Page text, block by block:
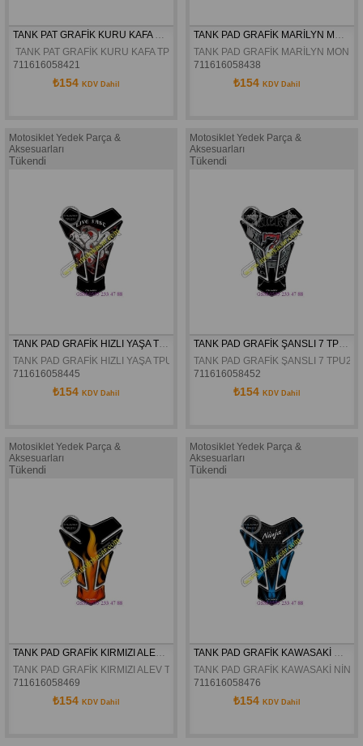
TANK PAT GRAFİK KURU KAFA TPU 209
TANK PAT GRAFİK KURU KAFA TPU 209
711616058421
₺154 KDV Dahil
TANK PAD GRAFİK MARİLYN MONROE TPU202
TANK PAD GRAFİK MARİLYN
711616058438
₺154 KDV Dahil
Motosiklet Yedek Parça &
Aksesuarları
Tükendi
TANK PAD GRAFİK HIZLI YAŞA TPU216
TANK PAD GRAFİK HIZLI YAŞA TPU216
711616058445
₺154 KDV Dahil
Motosiklet Yedek Parça &
Aksesuarları
Tükendi
TANK PAD GRAFİK ŞANSLI 7 TPU211
TANK PAD GRAFİK ŞANSLI 7 TPU211
711616058452
₺154 KDV Dahil
Motosiklet Yedek Parça &
Aksesuarları
Tükendi
TANK PAD GRAFİK KIRMIZI ALEV TPU213
TANK PAD GRAFİK KIRMIZI ALEV TPU213
711616058469
₺154 KDV Dahil
Motosiklet Yedek Parça &
Aksesuarları
Tükendi
TANK PAD GRAFİK KAWASAKİ NİNJA TPK633
TANK PAD GRAFİK KAWASAKİ
711616058476
₺154 KDV Dahil